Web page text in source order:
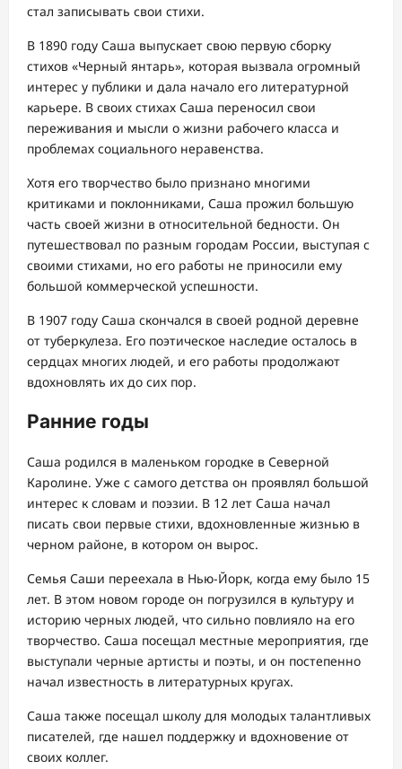
стал записывать свои стихи.
В 1890 году Саша выпускает свою первую сборку
стихов «Черный янтарь», которая вызвала огромный
интерес у публики и дала начало его литературной
карьере. В своих стихах Саша переносил свои
переживания и мысли о жизни рабочего класса и
проблемах социального неравенства.
Хотя его творчество было признано многими
критиками и поклонниками, Саша прожил большую
часть своей жизни в относительной бедности. Он
путешествовал по разным городам России, выступая с
своими стихами, но его работы не приносили ему
большой коммерческой успешности.
В 1907 году Саша скончался в своей родной деревне
от туберкулеза. Его поэтическое наследие осталось в
сердцах многих людей, и его работы продолжают
вдохновлять их до сих пор.
Ранние годы
Саша родился в маленьком городке в Северной
Каролине. Уже с самого детства он проявлял большой
интерес к словам и поэзии. В 12 лет Саша начал
писать свои первые стихи, вдохновленные жизнью в
черном районе, в котором он вырос.
Семья Саши переехала в Нью-Йорк, когда ему было 15
лет. В этом новом городе он погрузился в культуру и
историю черных людей, что сильно повлияло на его
творчество. Саша посещал местные мероприятия, где
выступали черные артисты и поэты, и он постепенно
начал известность в литературных кругах.
Саша также посещал школу для молодых талантливых
писателей, где нашел поддержку и вдохновение от
своих коллег.